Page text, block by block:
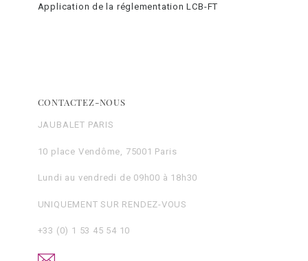
Application de la réglementation LCB-FT
CONTACTEZ-NOUS
JAUBALET PARIS
10 place Vendôme, 75001 Paris
Lundi au vendredi de 09h00 à 18h30
UNIQUEMENT SUR RENDEZ-VOUS
+33 (0) 1 53 45 54 10